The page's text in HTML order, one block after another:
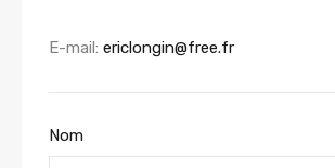
E-mail: ericlongin@free.fr
Nom